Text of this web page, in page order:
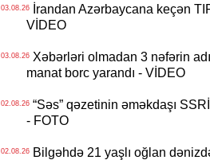
03.08.26İrandan Azərbaycana keçən
VİDEO
03.08.26Xəbərləri olmadan 3 nəfərin
manat borc yarandı - VİDEO
02.08.26“Səs” qəzetinin əməkdaşı
- FOTO
02.08.26Bilgəhdə 21 yaşlı oğlan